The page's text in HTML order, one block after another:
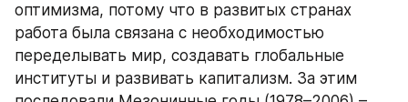
оптимизма, потому что в развитых странах
работа была связана с необходимостью
переделывать мир, создавать глобальные
институты и развивать капитализм. За этим